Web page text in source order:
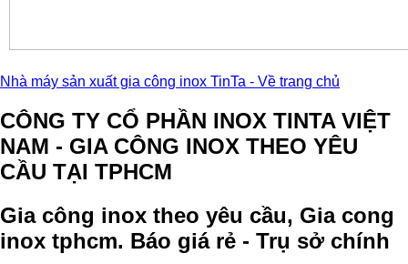
Nhà máy sản xuất gia công inox TinTa - Về trang chủ
CÔNG TY CỔ PHẦN INOX TINTA VIỆT
NAM - GIA CÔNG INOX THEO YÊU
CẦU TẠI TPHCM
Gia công inox theo yêu cầu, Gia cong
inox tphcm. Báo giá rẻ - Trụ sở chính